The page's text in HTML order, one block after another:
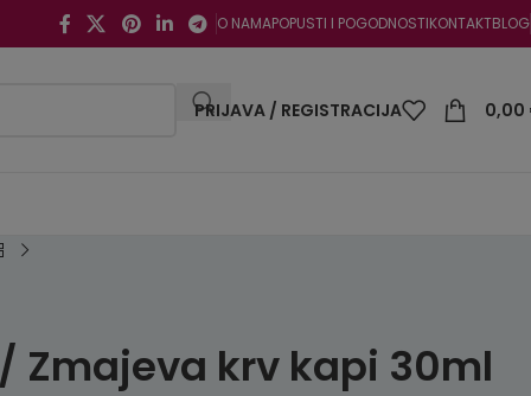
O NAMAPOPUSTI I POGODNOSTIKONTAKTBLOG
PRIJAVA / REGISTRACIJA 0,00
Zmajeva krv kapi 30ml